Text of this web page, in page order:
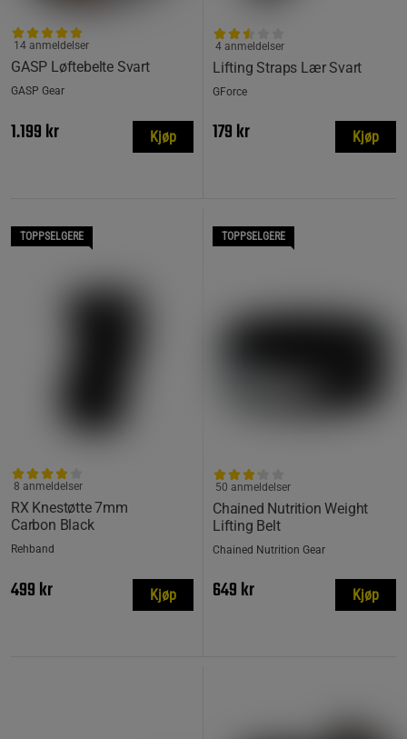
GASP Løftebelte Svart
14 anmeldelser
GASP Gear
1.199 kr Kjøp
Lifting Straps Lær Svart
4 anmeldelser
GForce
179 kr Kjøp
TOPPSELGERE
RX Knestøtte 7mm
Carbon Black
8 anmeldelser
Rehband
499 kr Kjøp
TOPPSELGERE
Chained Nutrition Weight
Lifting Belt
50 anmeldelser
Chained Nutrition Gear
649 kr Kjøp